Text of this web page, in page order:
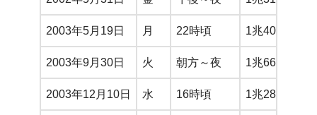
2003年5月19日 月 22時頃 1兆401億円
2003年9月30日 火 朝方～夜 1兆667億円
2003年12月10日 水 16時頃 1兆2838億円